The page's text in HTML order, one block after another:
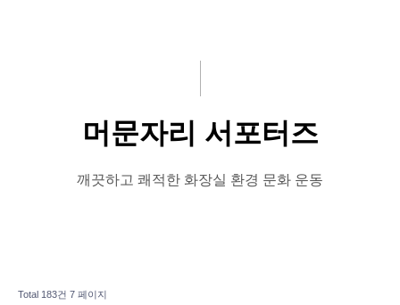
머문자리 서포터즈
깨끗하고 쾌적한 화장실 환경 문화 운동
Total 183건 7 페이지